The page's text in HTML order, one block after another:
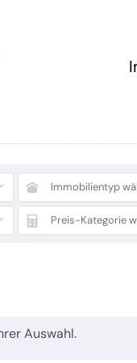
Immobilientyp
Preis-Kategorie
Auswahl.